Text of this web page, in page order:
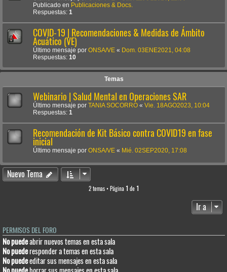
Publicado en Publicaciones & Docs.
Respuestas: 1
COVID-19 | Recomendaciones & Medidas de Ámbito
Acuático (VE)
Último mensaje por ONSA/VE « Dom. 03ENE2021, 04:08
Respuestas: 10
Temas
Webinario | Salud Mental en Operaciones SAR
Último mensaje por TANIA SOCORRO « Vie. 18AGO2023, 10:04
Respuestas: 1
Recomendación de Kit Básico contra COVID19 en fase
inicial
Último mensaje por ONSA/VE « Mié. 02SEP2020, 17:08
Nuevo Tema
2 temas • Página 1 de 1
Ir a
PERMISOS DEL FORO
No puedeabrir nuevos temas en esta sala
No puederesponder a temas en esta sala
No puedeeditar sus mensajes en esta sala